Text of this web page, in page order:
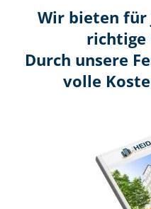
Wir bieten für
richtige
Durch unsere
volle